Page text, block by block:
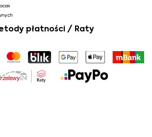
płatności / Raty